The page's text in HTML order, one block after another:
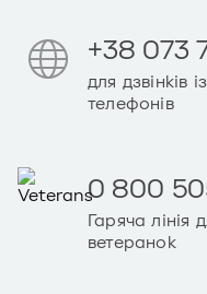
+38 073
для дзвінків
телефонів
0 800
Гаряча лінія
ветеранок